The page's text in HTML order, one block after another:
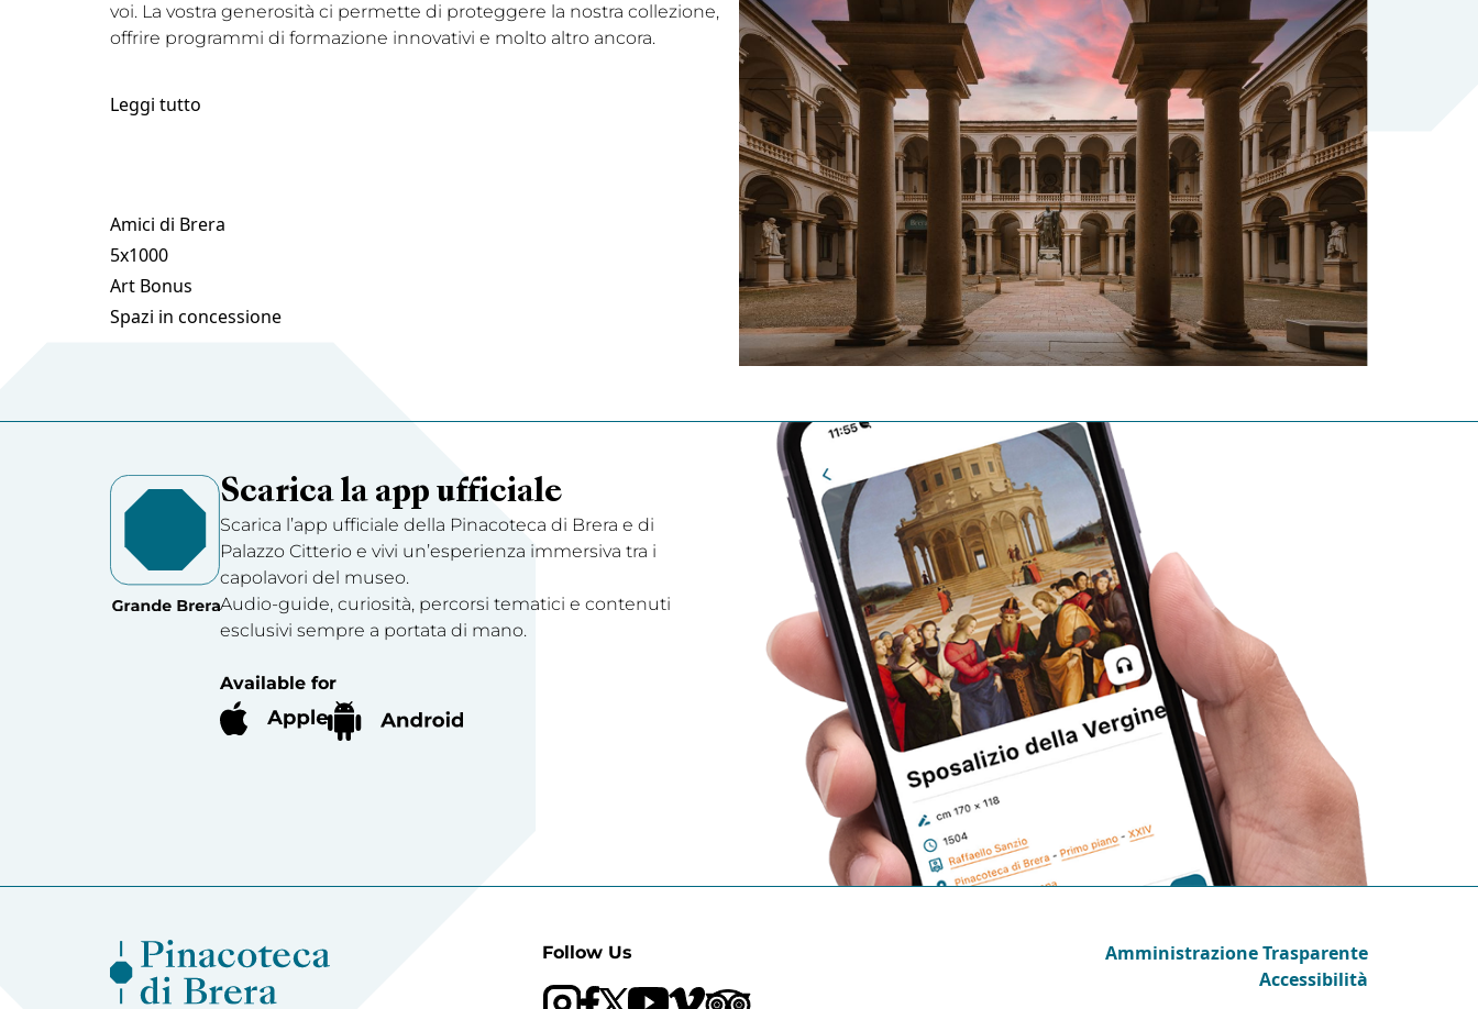
voi. La vostra generosità ci permette di proteggere la nostra collezione,
offrire programmi di formazione innovativi e molto altro ancora.
Leggi tutto
Amici di Brera
5x1000
Art Bonus
Spazi in concessione
Scarica la app ufficiale
Scarica l’app ufficiale della Pinacoteca di Brera e di
Palazzo Citterio e vivi un’esperienza immersiva tra i
capolavori del museo.
Audio-guide, curiosità, percorsi tematici e contenuti
esclusivi sempre a portata di mano.
Available for
Follow Us
Amministrazione Trasparente
Accessibilità